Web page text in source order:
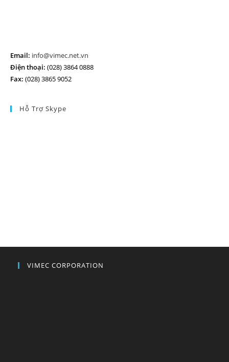
Email: info@vimec.net.vn
Điện thoại: (028) 3864 0888
Fax: (028) 3865 9052
Hỗ Trợ Skype
VIMEC CORPORATION